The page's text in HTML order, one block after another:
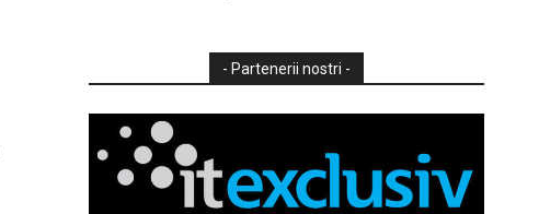
- Partenerii nostri -